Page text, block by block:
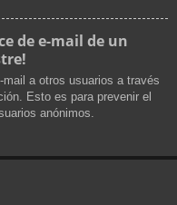
de e-mail de un
a otros usuarios a través
Esto es para prevenir el
anónimos.